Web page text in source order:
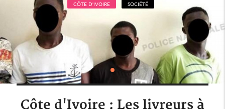
CÔTE D'IVOIRE SOCIÉTÉ
Côte d'Ivoire : Les livreurs à